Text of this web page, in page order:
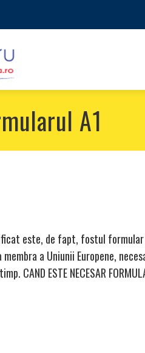
A1
este, de fapt, fostul
a Uniunii Europene,
CAND ESTE NECESAR